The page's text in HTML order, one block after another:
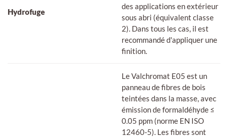
Hydrofuge
des applications en extérieur
sous abri (équivalent classe
2). Dans tous les cas, il est
recommandé d'appliquer une
finition.
Le Valchromat E05 est un
panneau de fibres de bois
teintées dans la masse, avec
émission de formaldéhyde ≤
0.05 ppm (norme EN ISO
12460-5). Les fibres sont